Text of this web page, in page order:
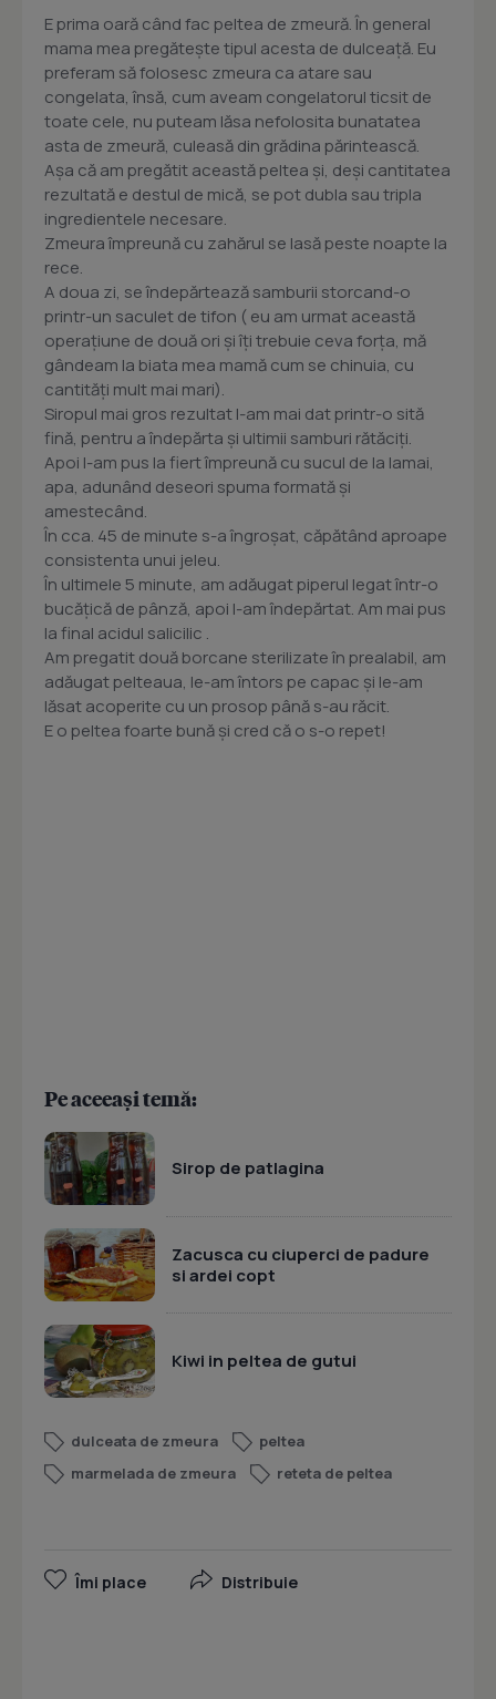
E prima oară când fac peltea de zmeură. În general
mama mea pregătește tipul acesta de dulceață. Eu
preferam să folosesc zmeura ca atare sau
congelata, însă, cum aveam congelatorul ticsit de
toate cele, nu puteam lăsa nefolosita bunatatea
asta de zmeură, culeasă din grădina părintească.
Așa că am pregătit această peltea și, deși cantitatea
rezultată e destul de mică, se pot dubla sau tripla
ingredientele necesare.
Zmeura împreună cu zahărul se lasă peste noapte la
rece.
A doua zi, se îndepărtează samburii storcand-o
printr-un saculet de tifon ( eu am urmat această
operațiune de două ori și îți trebuie ceva forța, mă
gândeam la biata mea mamă cum se chinuia, cu
cantități mult mai mari).
Siropul mai gros rezultat l-am mai dat printr-o sită
fină, pentru a îndepărta și ultimii samburi rătăciți.
Apoi l-am pus la fiert împreună cu sucul de la lamai,
apa, adunând deseori spuma formată și
amestecând.
În cca. 45 de minute s-a îngroșat, căpătând aproape
consistenta unui jeleu.
În ultimele 5 minute, am adăugat piperul legat într-o
bucățică de pânză, apoi l-am îndepărtat. Am mai pus
la final acidul salicilic .
Am pregatit două borcane sterilizate în prealabil, am
adăugat pelteaua, le-am întors pe capac și le-am
lăsat acoperite cu un prosop până s-au răcit.
E o peltea foarte bună și cred că o s-o repet!
Pe aceeași temă:
Sirop de patlagina
Zacusca cu ciuperci de padure
si ardei copt
Kiwi in peltea de gutui
dulceata de zmeura
peltea
marmelada de zmeura
reteta de peltea
Îmi place Distribuie